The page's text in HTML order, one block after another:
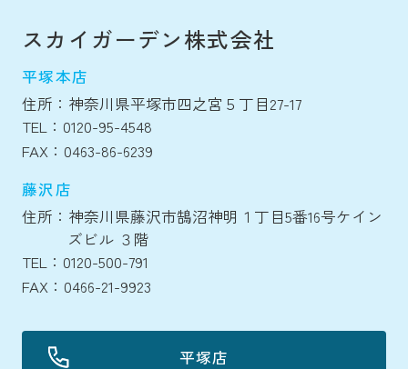
き、施工させていただきま
したお客様もすごくご満足
よりです(^^♪それではご紹
介をさせていただきます♪
こちらが元々ついていたキ
ッチンになります。このま
が無く、使い勝手...
クロスです。雰囲気よいで
すよありがとうございまし
スカイガーデン株式会社
平塚本店
住所：神奈川県平塚市四之宮５丁目27-17
TEL：0120-95-4548
FAX：0463-86-6239
藤沢店
住所：神奈川県藤沢市鵠沼神明１丁目5番16号ケイン
ズビル ３階
TEL：0120-500-791
FAX：0466-21-9923
平塚店